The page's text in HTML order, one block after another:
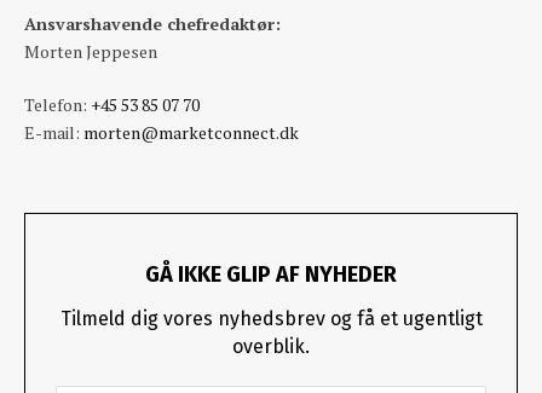
Ansvarshavende chefredaktør:
Morten Jeppesen
Telefon: +45 53 85 07 70
E-mail: morten@marketconnect.dk
GÅ IKKE GLIP AF NYHEDER
Tilmeld dig vores nyhedsbrev og få et ugentligt
overblik.